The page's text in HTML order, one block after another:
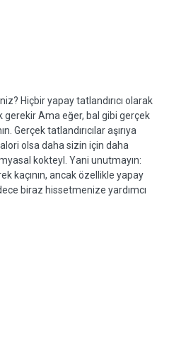
Hiçbir yapay tatlandırıcı olarak
gerekir Ama eğer, bal gibi gerçek
Gerçek tatlandırıcılar aşırıya
olsa daha sizin için daha
kokteyl. Yani unutmayın:
kaçının, ancak özellikle yapay
biraz hissetmenize yardımcı